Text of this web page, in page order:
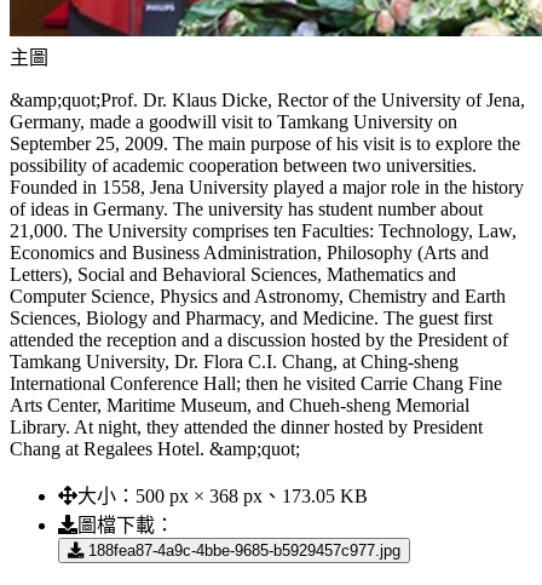
主圖
&amp;quot;Prof. Dr. Klaus Dicke, Rector of the University of Jena,
Germany, made a goodwill visit to Tamkang University on
September 25, 2009. The main purpose of his visit is to explore the
possibility of academic cooperation between two universities.
Founded in 1558, Jena University played a major role in the history
of ideas in Germany. The university has student number about
21,000. The University comprises ten Faculties: Technology, Law,
Economics and Business Administration, Philosophy (Arts and
Letters), Social and Behavioral Sciences, Mathematics and
Computer Science, Physics and Astronomy, Chemistry and Earth
Sciences, Biology and Pharmacy, and Medicine. The guest first
attended the reception and a discussion hosted by the President of
Tamkang University, Dr. Flora C.I. Chang, at Ching-sheng
International Conference Hall; then he visited Carrie Chang Fine
Arts Center, Maritime Museum, and Chueh-sheng Memorial
Library. At night, they attended the dinner hosted by President
Chang at Regalees Hotel. &amp;quot;
大小： 500 px × 368 px、173.05 KB
圖檔下載：
188fea87-4a9c-4bbe-9685-b5929457c977.jpg